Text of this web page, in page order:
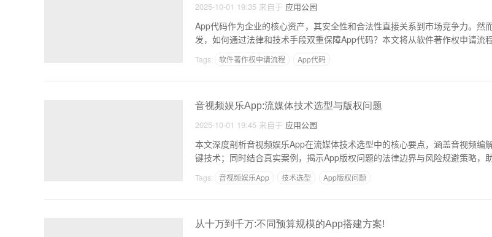
2025-10-01 19:35 来自于 应用公园
App代码作为企业的核心资产，其安全性和合法性直接关系到市场竞争力。然
发，如何通过法律和技术手段双重保障App代码？本文将从软件著作权申请流
Tags: 软件著作权申请流程 App代码
音视频娱乐App:流媒体技术选型与版权问题
2025-10-01 19:45 来自于 应用公园
本文深度剖析音视频娱乐App在流媒体技术选型中的核心要点，涵盖音视频编
键技术；同时结合真实案例，揭示App版权问题的法律边界与风险规避策略，
Tags: 音视频娱乐App 技术选型 App版权问题
从十万到千万:不同预算规模的App搭建方案!